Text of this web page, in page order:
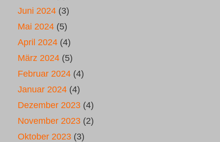
Juni 2024 (3)
Mai 2024 (5)
April 2024 (4)
März 2024 (5)
Februar 2024 (4)
Januar 2024 (4)
Dezember 2023 (4)
November 2023 (2)
Oktober 2023 (3)